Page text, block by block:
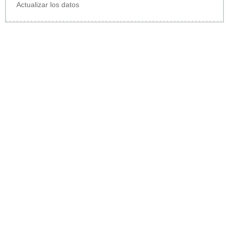
Actualizar los datos